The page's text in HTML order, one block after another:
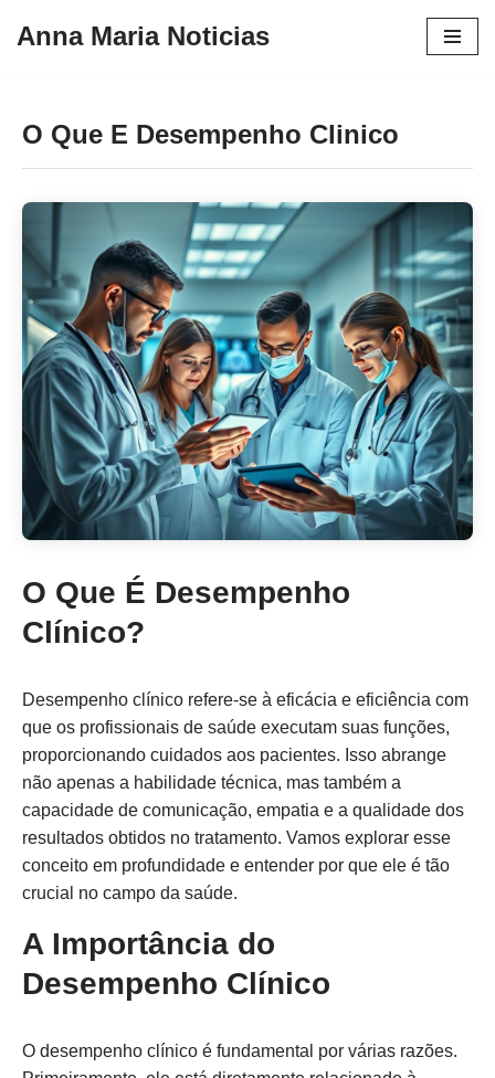
conteúdo
Anna Maria Noticias
O Que E Desempenho Clinico
O Que É Desempenho
Clínico?
Desempenho clínico refere-se à eficácia e eficiência com
que os profissionais de saúde executam suas funções,
proporcionando cuidados aos pacientes. Isso abrange
não apenas a habilidade técnica, mas também a
capacidade de comunicação, empatia e a qualidade dos
resultados obtidos no tratamento. Vamos explorar esse
conceito em profundidade e entender por que ele é tão
crucial no campo da saúde.
A Importância do
Desempenho Clínico
O desempenho clínico é fundamental por várias razões.